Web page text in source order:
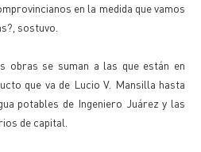
en la medida que vamos
sostuvo.
obras se suman a las que están en
que va de Lucio V. Mansilla hasta
potables de Ingeniero Juárez y las
de capital.